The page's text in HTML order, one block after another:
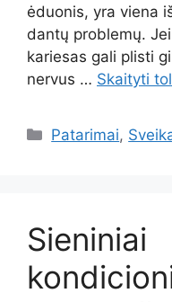
ėduonis, yra viena
dantų problemų.
kariesas gali plisti
nervus … Skaityti
Kategorijos
Patarimai,
Sieniniai